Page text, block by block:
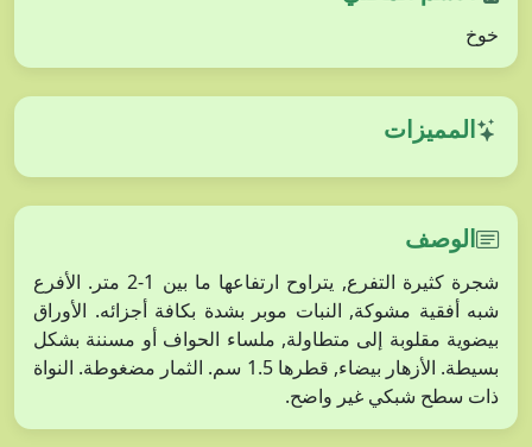
خوخ
المميزات
الوصف
شجرة كثيرة التفرع, يتراوح ارتفاعها ما بين 1-2 متر. الأفرع
شبه أفقية مشوكة, النبات موبر بشدة بكافة أجزائه. الأوراق
بيضوية مقلوبة إلى متطاولة, ملساء الحواف أو مسننة بشكل
بسيطة. الأزهار بيضاء, قطرها 1.5 سم. الثمار مضغوطة. النواة
ذات سطح شبكي غير واضح.